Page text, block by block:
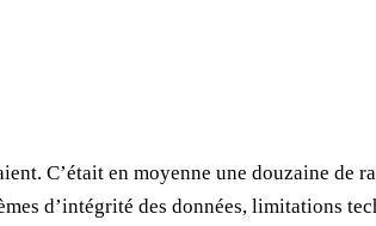
C’était en moyenne une douzaine de
d’intégrité des données, limitations